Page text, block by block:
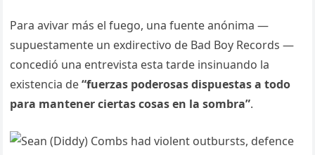
Para avivar más el fuego, una fuente anónima —
supuestamente un exdirectivo de Bad Boy Records —
concedió una entrevista esta tarde insinuando la
existencia de“fuerzas poderosas dispuestas a todo
para mantener ciertas cosas en la sombra”.